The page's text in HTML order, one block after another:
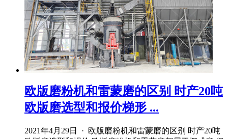
欧版磨粉机和雷蒙磨的区别 时产20吨
欧版磨选型和报价梯形 ...
2021年4月29日 · 欧版磨粉机和雷蒙磨的区别 时产20吨